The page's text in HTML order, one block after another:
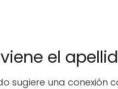
el
sugiere una conexión